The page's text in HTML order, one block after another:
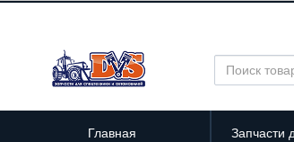
Главная Запчасти